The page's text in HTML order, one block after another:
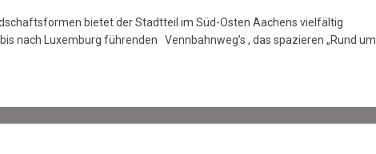
bietet der Stadtteil im Süd-Osten Aachens vielfältig
nach Luxemburg führenden Vennbahnweg’s , das spazieren „Rund um